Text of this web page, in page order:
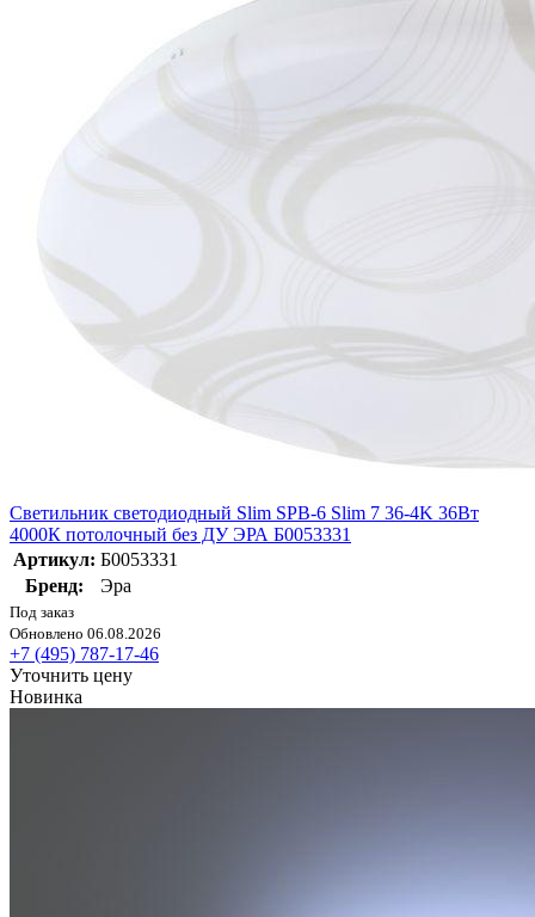
Светильник светодиодный Slim SPB-6 Slim 7 36-4K 36Вт
4000К потолочный без ДУ ЭРА Б0053331
Артикул: Б0053331
Бренд:
Эра
Под заказ
Обновлено 06.08.2026
+7 (495) 787-17-46
Уточнить цену
Новинка